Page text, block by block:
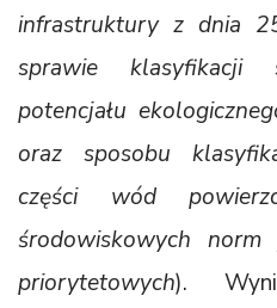
infrastruktury z dnia
sprawie klasyfikacji
potencjału
oraz sposobu
części wód
środowiskowych
priorytetowych).